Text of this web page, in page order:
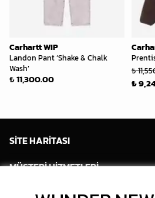
Carhartt WIP
Landon Pant ‘Shake & Chalk
Wash’
₺ 11,300.00
₺
₺
SİTE HARİTASI
MÜŞTERİ HİZMETLERİ
HESABIM